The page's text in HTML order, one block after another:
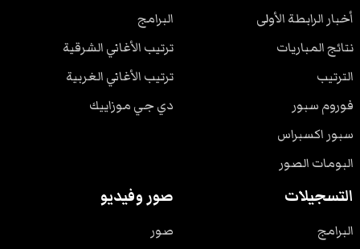
أخبار الرابطة الأولى
نتائج المباريات
الترتيب
فوروم سبور
سبور اكسبراس
البومات الصور
البرامج
ترتيب الأغاني الشرقية
ترتيب الأغاني الغربية
دي جي موزاييك
التسجيلات
البرامج
صور وفيديو
صور